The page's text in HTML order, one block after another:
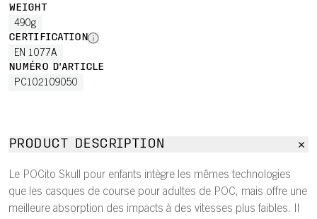
WEIGHT
490g
CERTIFICATION
EN 1077A
NUMÉRO D'ARTICLE
PC102109050
PRODUCT DESCRIPTION
Le POCito Skull pour enfants intègre les mêmes technologies
que les casques de course pour adultes de POC, mais offre une
meilleure absorption des impacts à des vitesses plus faibles. Il